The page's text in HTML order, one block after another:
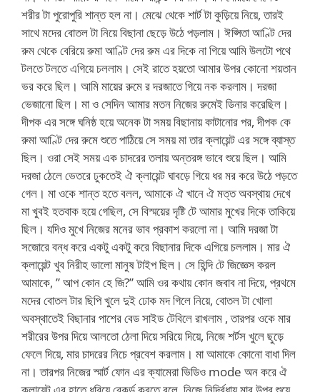
শরীর টা পুরোপুরি শান্ত হল না। মেঝে থেকে শার্ট টা কুড়িয়ে নিয়ে, তারই
সাথে মদের বোতল টা নিয়ে বিছানা ছেড়ে উঠে পড়লাম। ঈপ্সিতা আণ্টি দের
রুম থেকে বেরিয়ে রুমা আণ্টি দের রুম এর দিকে না গিয়ে আমি উলটো পথে
টলতে টলতে এগিয়ে চললাম। সেই রাতে হয়তো আমার উপর কোনো শয়তান
ভর করে ছিল। আমি মায়ের রুমে র দরজাতে গিয়ে নক করলাম। দরজা
ভেজানো ছিল। মা ও সেদিন আমার মতন নিজের রুমেই ডিনার করেছিল।
দীপক এর সঙ্গে ঘনিষ্ঠ হয়ে অনেক টা সময় বিছানায় কাটানোর পর, দীপক কে
রুমা আণ্টি দের রুমে শুতে পাঠিয়ে সে সময় মা তার ক্লায়েন্ট এর সঙ্গে ব্যাস্ত
ছিল। ওরা সেই সময় এক চাদরের তলায় অন্তরঙ্গ ভাবে শুয়ে ছিল। আমি
দরজা ঠেলে ভেতরে ঢুকতেই ঐ ক্লায়েন্ট ঘাবড়ে গিয়ে ধর মর করে উঠে পড়তে
গেল। মা ওকে শান্ত হতে বলল, আমাকে ঐ খানে ঐ মত্ত অবস্থায় দেখে
মা খুবই হতবাক হয়ে গেছিল, সে বিস্ময়ের দৃষ্টি টে আমার মুখের দিকে তাকিয়ে
ছিল। যদিও মুখে নিজের মনের ভাব প্রকাশ করলো না। আমি দরজা টা
সজোরে বন্ধ করে একটু একটু করে বিছানার দিকে এগিয়ে চললাম। মার ঐ
ক্লায়েন্ট খুব নিরীহ ভালো মানুষ টাইপ ছিল। সে হিন্দি টে জিজ্ঞেস করল
আমাকে, ” আপ কোন হে জি?” আমি ওর কথায় কোন জবাব না দিয়ে, প্রথমে
মদের বোতল টার ছিপি খুলে দুই ঢোক মদ গিলে নিয়ে, বোতল টা খোলা
অবস্থাতেই বিছানার পাশের বেড সাইড টেবিলে রাখলাম , তারপর ওকে মার
শরীরের উপর দিয়ে আলতো ঠেলা দিয়ে সরিয়ে দিয়ে, নিজে শর্টস খুলে ছুড়ে
ফেলে দিয়ে, মার চাদরের নিচে প্রবেশ করলাম। মা আমাকে কোনো বাধা দিল
না। তারপর নিজের স্মার্ট ফোন এর ক্যামেরা ভিডিও mode অন করে ঐ